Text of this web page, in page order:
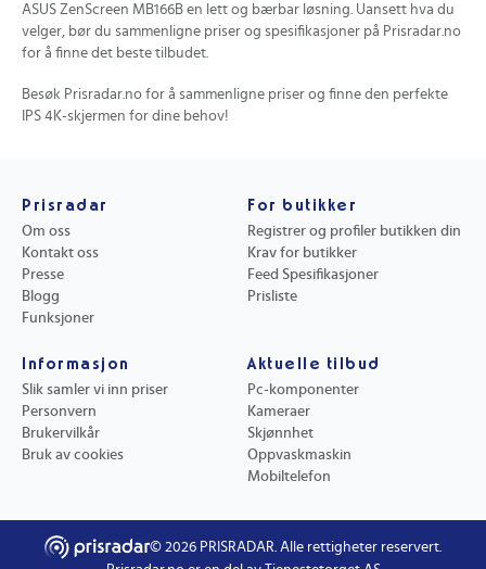
ASUS ZenScreen MB166B en lett og bærbar løsning. Uansett hva du
velger, bør du sammenligne priser og spesifikasjoner på Prisradar.no
for å finne det beste tilbudet.
Besøk Prisradar.no for å sammenligne priser og finne den perfekte
IPS 4K-skjermen for dine behov!
Prisradar
Om oss
Kontakt oss
Presse
Blogg
Funksjoner
For butikker
Registrer og profiler butikken din
Krav for butikker
Feed Spesifikasjoner
Prisliste
Informasjon
Slik samler vi inn priser
Personvern
Brukervilkår
Bruk av cookies
Aktuelle tilbud
Pc-komponenter
Kameraer
Skjønnhet
Oppvaskmaskin
Mobiltelefon
© 2026 PRISRADAR. Alle rettigheter reservert.